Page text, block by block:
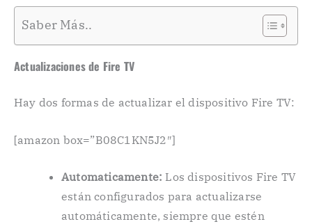
Saber Más..
Actualizaciones de Fire TV
Hay dos formas de actualizar el dispositivo Fire TV:
[amazon box=”B08C1KN5J2″]
Automaticamente: Los dispositivos Fire TV
están configurados para actualizarse
automáticamente, siempre que estén